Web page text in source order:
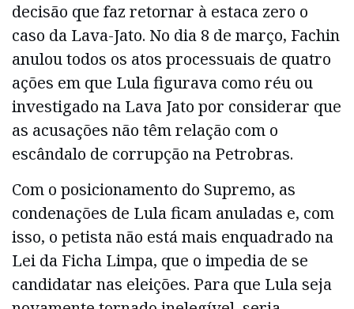
decisão que faz retornar à estaca zero o
caso da Lava-Jato. No dia 8 de março, Fachin
anulou todos os atos processuais de quatro
ações em que Lula figurava como réu ou
investigado na Lava Jato por considerar que
as acusações não têm relação com o
escândalo de corrupção na Petrobras.
Com o posicionamento do Supremo, as
condenações de Lula ficam anuladas e, com
isso, o petista não está mais enquadrado na
Lei da Ficha Limpa, que o impedia de se
candidatar nas eleições. Para que Lula seja